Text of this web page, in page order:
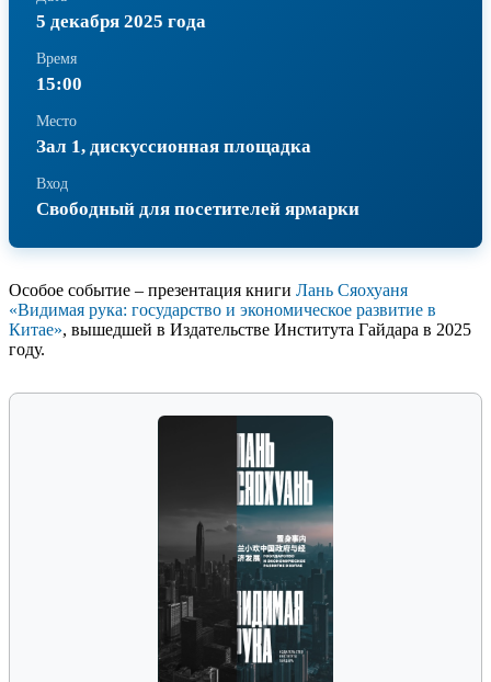
5 декабря 2025 года
Время
15:00
Место
Зал 1, дискуссионная площадка
Вход
Свободный для посетителей ярмарки
Особое событие – презентация книги Лань Сяохуаня
«Видимая рука: государство и экономическое развитие в
Китае», вышедшей в Издательстве Института Гайдара в 2025
году.